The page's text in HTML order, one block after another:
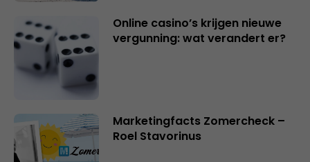
Online casino’s krijgen nieuwe
vergunning: wat verandert er?
Marketingfacts Zomercheck –
Roel Stavorinus